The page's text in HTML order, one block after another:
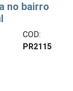
no bairro
COD:
PR2115